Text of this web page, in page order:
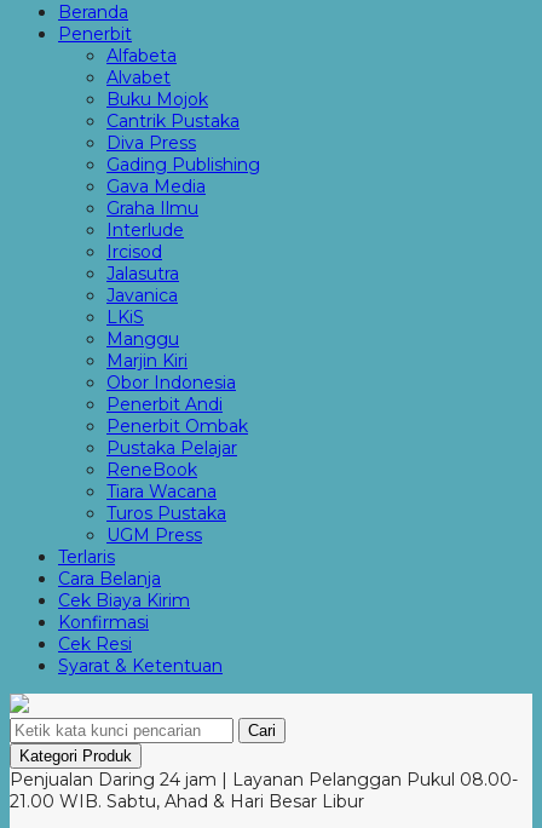
Beranda
Penerbit
Alfabeta
Alvabet
Buku Mojok
Cantrik Pustaka
Diva Press
Gading Publishing
Gava Media
Graha Ilmu
Interlude
Ircisod
Jalasutra
Javanica
LKiS
Manggu
Marjin Kiri
Obor Indonesia
Penerbit Andi
Penerbit Ombak
Pustaka Pelajar
ReneBook
Tiara Wacana
Turos Pustaka
UGM Press
Terlaris
Cara Belanja
Cek Biaya Kirim
Konfirmasi
Cek Resi
Syarat & Ketentuan
Cari
Kategori Produk
Penjualan Daring 24 jam | Layanan Pelanggan Pukul 08.00-
21.00 WIB. Sabtu, Ahad & Hari Besar Libur